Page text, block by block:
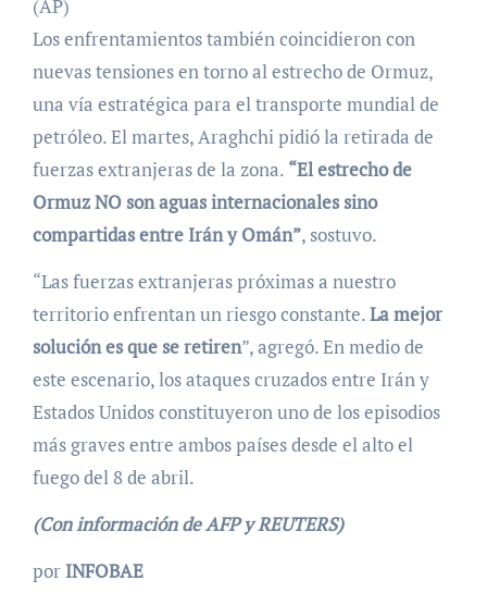
(AP)
Los enfrentamientos también coincidieron con
nuevas tensiones en torno al estrecho de Ormuz,
una vía estratégica para el transporte mundial de
petróleo. El martes, Araghchi pidió la retirada de
fuerzas extranjeras de la zona. “El estrecho de
Ormuz NO son aguas internacionales sino
compartidas entre Irán y Omán”, sostuvo.
“Las fuerzas extranjeras próximas a nuestro
territorio enfrentan un riesgo constante.La mejor
solución es que se retiren”, agregó. En medio de
este escenario, los ataques cruzados entre Irán y
Estados Unidos constituyeron uno de los episodios
más graves entre ambos países desde el alto el
fuego del 8 de abril.
(Con información de AFP y REUTERS)
porINFOBAE